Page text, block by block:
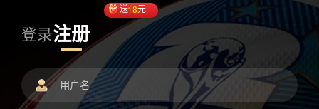
登录注册
送18元